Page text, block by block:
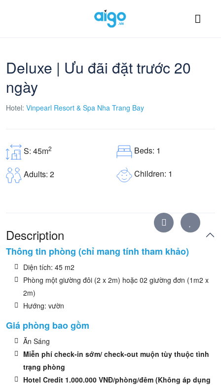
Deluxe | Ưu đãi đặt trước 20
ngày
Hotel: Vinpearl Resort & Spa Nha Trang Bay
S: 45m2 Beds: 1
Adults: 2 Children: 1
Description
Thông tin phòng (chỉ mang tính tham khảo)
Diện tích: 45 m2
Phòng một giường đôi (2 x 2m) hoặc 02 giường đơn (1m2 x
2m)
Hướng: vườn
Giá phòng bao gồm
Ăn Sáng
Miễn phí check-in sớm/ check-out muộn tùy thuộc tình
trạng phòng
Hotel Credit 1.000.000 VNĐ/phòng/đêm (Không áp dụng